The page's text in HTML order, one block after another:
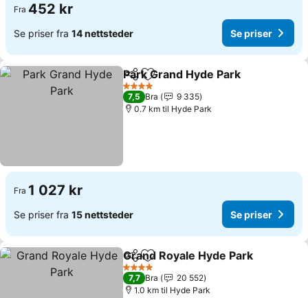
Fra 452 kr
Se priser fra 14 nettsteder Se priser
Del Legg til i favoritter
Park Grand Hyde Park
4 Stjerner
7,5 Bra
9 335
0.7 km til Hyde Park
Fra 1 027 kr
Se priser fra 15 nettsteder Se priser
Del Legg til i favoritter
Grand Royale Hyde Park
4 Stjerner
7,7 Bra
20 552
1.0 km til Hyde Park